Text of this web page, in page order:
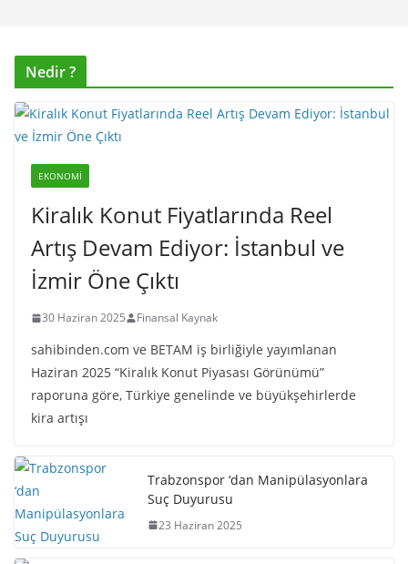
Nedir ?
EKONOMI
Kiralık Konut Fiyatlarında Reel
Artış Devam Ediyor: İstanbul ve
İzmir Öne Çıktı
30 Haziran 2025 Finansal Kaynak
sahibinden.com ve BETAM iş birliğiyle yayımlanan
Haziran 2025 “Kiralık Konut Piyasası Görünümü”
raporuna göre, Türkiye genelinde ve büyükşehirlerde
kira artışı
Trabzonspor ‘dan Manipülasyonlara
Suç Duyurusu
23 Haziran 2025